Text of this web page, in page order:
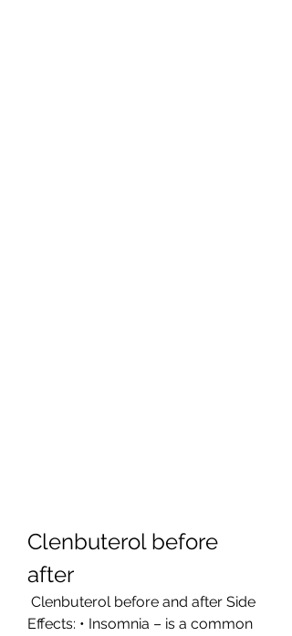
Clenbuterol before
after
Effects: • Insomnia – is a common